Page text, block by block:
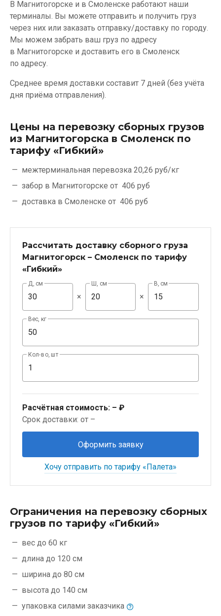
В Магнитогорске и в Смоленске работают наши
терминалы. Вы можете отправить и получить груз
через них или заказать отправку/доставку по городу.
Мы можем забрать ваш груз по адресу
в Магнитогорске и доставить его в Смоленск
по адресу.
Среднее время доставки составит 7 дней (без учёта
дня приёма отправления).
Цены на перевозку сборных грузов
из Магнитогорска в Смоленск по
тарифу «Гибкий»
межтерминальная перевозка 20,26 руб/кг
забор в Магнитогорске от 406 руб
доставка в Смоленске от 406 руб
Рассчитать доставку сборного груза
Магнитогорск – Смоленск по тарифу
«Гибкий»
Д, см
×
Ш, см
×
В, см
Вес, кг
Кол-во, шт
Расчётная стоимость: – ₽
Срок доставки: от –
Оформить заявку
Хочу отправить по тарифу «Палета»
Ограничения на перевозку сборных
грузов по тарифу «Гибкий»
вес до 60 кг
длина до 120 см
ширина до 80 см
высота до 140 см
упаковка силами заказчика